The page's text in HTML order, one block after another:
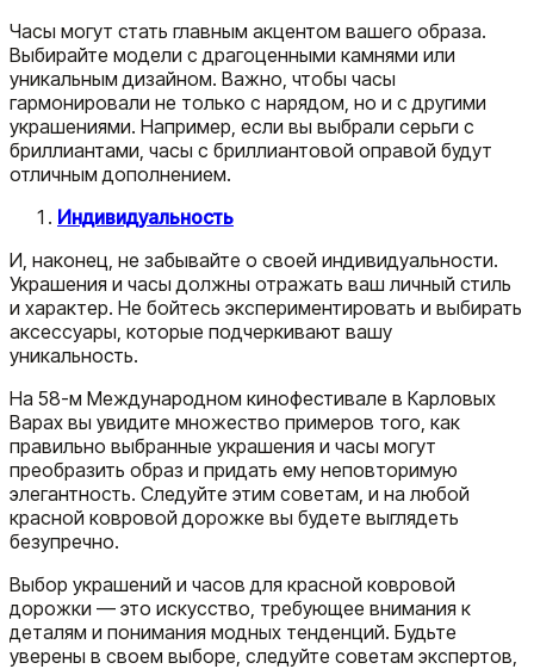
Часы могут стать главным акцентом вашего образа.
Выбирайте модели с драгоценными камнями или
уникальным дизайном. Важно, чтобы часы
гармонировали не только с нарядом, но и с другими
украшениями. Например, если вы выбрали серьги с
бриллиантами, часы с бриллиантовой оправой будут
отличным дополнением.
Индивидуальность
И, наконец, не забывайте о своей индивидуальности.
Украшения и часы должны отражать ваш личный стиль
и характер. Не бойтесь экспериментировать и выбирать
аксессуары, которые подчеркивают вашу
уникальность.
На 58-м Международном кинофестивале в Карловых
Варах вы увидите множество примеров того, как
правильно выбранные украшения и часы могут
преобразить образ и придать ему неповторимую
элегантность. Следуйте этим советам, и на любой
красной ковровой дорожке вы будете выглядеть
безупречно.
Выбор украшений и часов для красной ковровой
дорожки — это искусство, требующее внимания к
деталям и понимания модных тенденций. Будьте
уверены в своем выборе, следуйте советам экспертов,